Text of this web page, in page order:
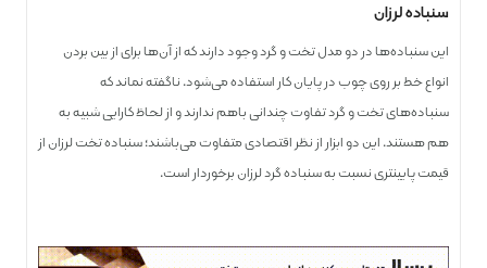
سنباده لرزان
این سنباده‌ها در دو مدل تخت و گرد وجود دارند که از آن‌ها برای از بین بردن
انواع خط بر روی چوب در پایان کار استفاده می‌شود. ناگفته نماند که
سنباده‌های تخت و گرد تفاوت چندانی باهم ندارند و از لحاظ کارایی شبیه به
هم هستند. این دو ابزار از نظر اقتصادی متفاوت می‌باشند؛ سنباده تخت لرزان از
قیمت پایین­تری نسبت به سنباده گرد لرزان برخوردار است.